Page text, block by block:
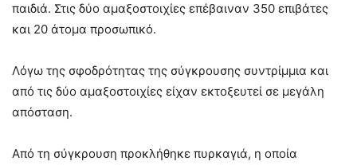
παιδιά. Στις δύο αμαξοστοιχίες επέβαιναν 350 επιβάτες
και 20 άτομα προσωπικό.
Λόγω της σφοδρότητας της σύγκρουσης συντρίμμια και
από τις δύο αμαξοστοιχίες είχαν εκτοξευτεί σε μεγάλη
απόσταση.
Από τη σύγκρουση προκλήθηκε πυρκαγιά, η οποία